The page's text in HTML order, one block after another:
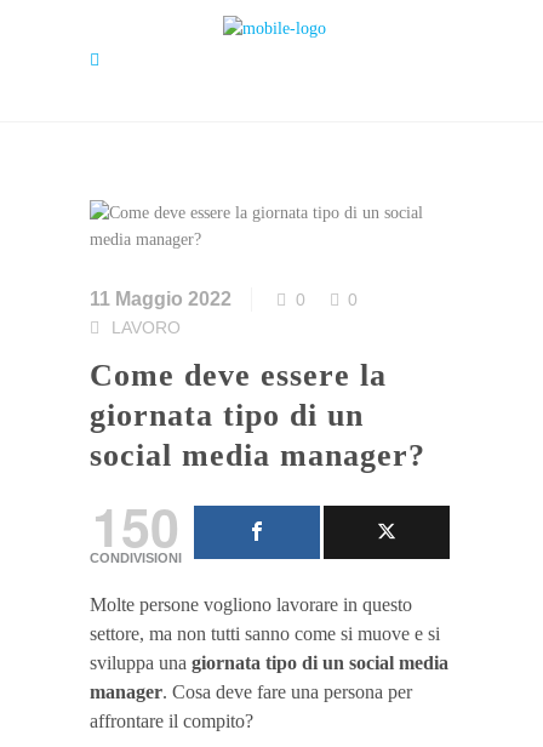
11 Maggio 2022 0
0
LAVORO
Come deve essere la
giornata tipo di un
social media manager?
150
CONDIVISIONI
Molte persone vogliono lavorare in questo
settore, ma non tutti sanno come si muove e si
sviluppa una giornata tipo di un social media
manager. Cosa deve fare una persona per
affrontare il compito?